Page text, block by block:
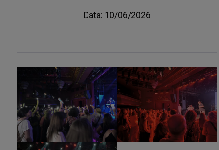
Data: 10/06/2026